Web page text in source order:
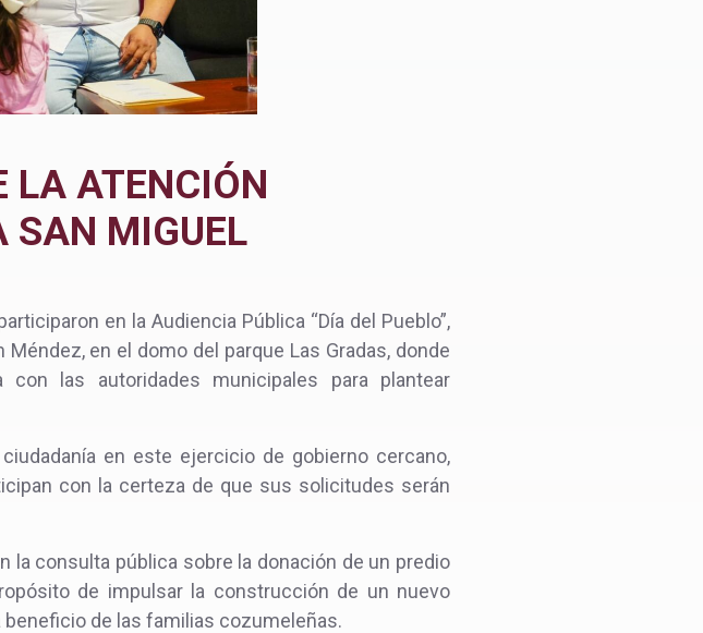
LA ATENCIÓN
SAN MIGUEL
en la Audiencia Pública “Día del Pueblo”,
en el domo del parque Las Gradas, donde
las autoridades municipales para plantear
en este ejercicio de gobierno cercano,
con la certeza de que sus solicitudes serán
la consulta pública sobre la donación de un predio
de impulsar la construcción de un nuevo
de las familias cozumeleñas.